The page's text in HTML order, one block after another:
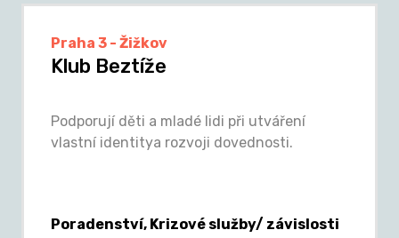
Praha 3 - Žižkov
Klub Beztíže
Podporují děti a mladé lidi při utváření
vlastní identitya rozvoji dovednosti.
Poradenství, Krizové služby/ závislosti